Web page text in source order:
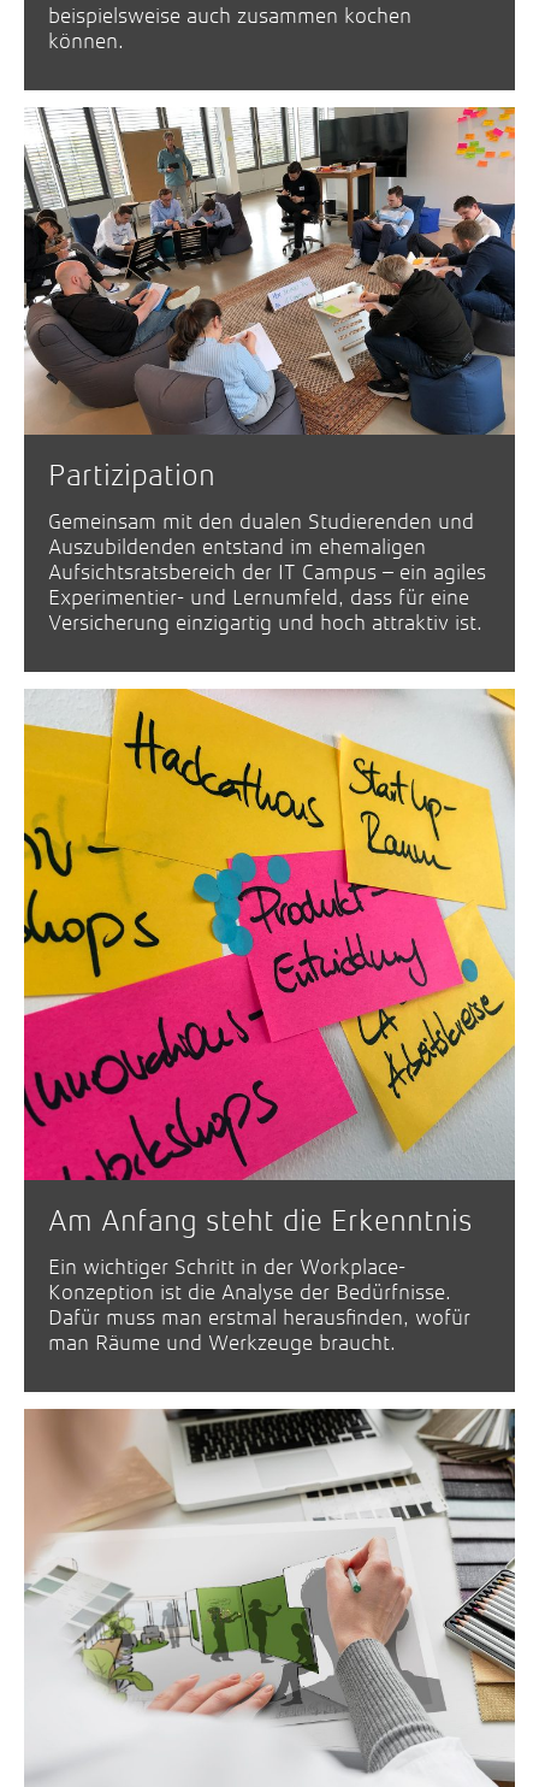
beispielsweise auch zusammen kochen
können.
Partizipation
Gemeinsam mit den dualen Studierenden und
Auszubildenden entstand im ehemaligen
Aufsichtsratsbereich der IT Campus – ein agiles
Experimentier- und Lernumfeld, dass für eine
Versicherung einzigartig und hoch attraktiv ist.
Am Anfang steht die Erkenntnis
Ein wichtiger Schritt in der Workplace-
Konzeption ist die Analyse der Bedürfnisse.
Dafür muss man erstmal herausfinden, wofür
man Räume und Werkzeuge braucht.